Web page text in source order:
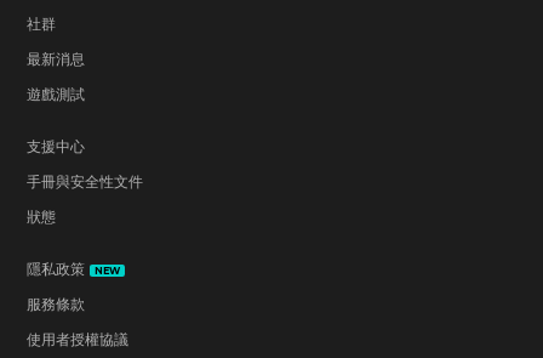
社群
最新消息
遊戲測試
支援中心
手冊與安全性文件
狀態
隱私政策 NEW
服務條款
使用者授權協議